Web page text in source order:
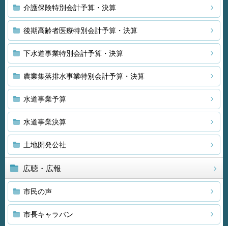
介護保険特別会計予算・決算
後期高齢者医療特別会計予算・決算
下水道事業特別会計予算・決算
農業集落排水事業特別会計予算・決算
水道事業予算
水道事業決算
土地開発公社
広聴・広報
市民の声
市長キャラバン